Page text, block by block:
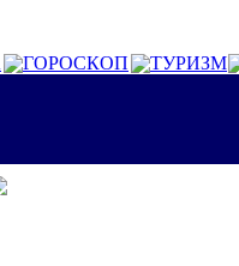
ГОРОСКОП ТУРИЗМ